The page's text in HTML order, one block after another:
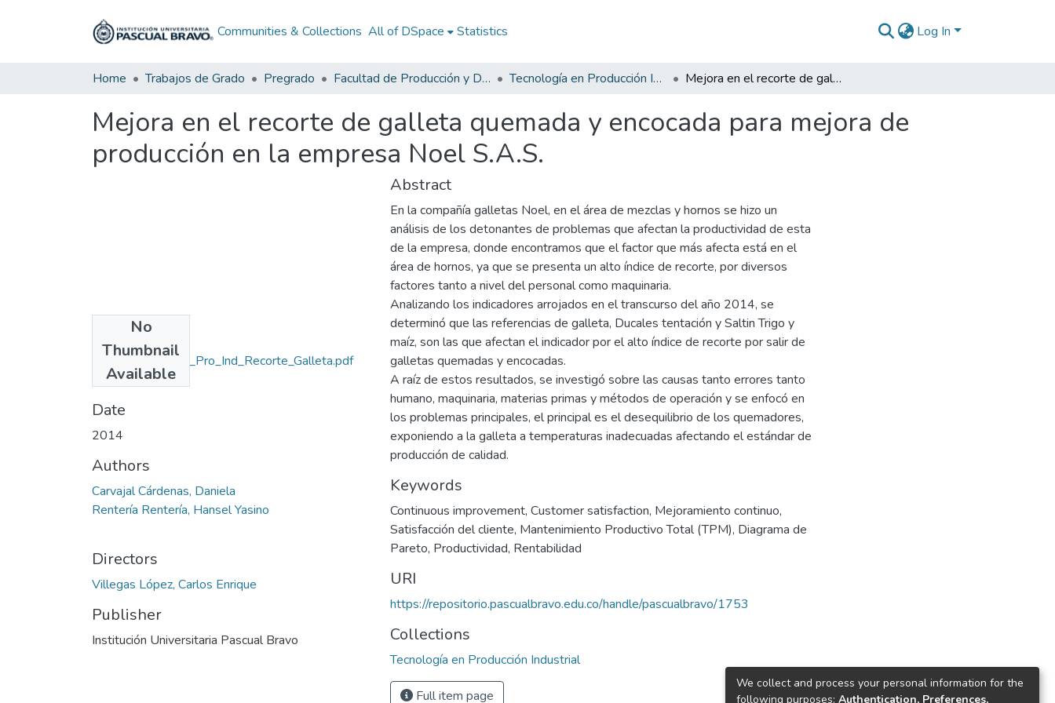
Communities & Collections All of DSpace Statistics Log In
Home Trabajos de Grado Pregrado Facultad de Producción y Diseño Tecnología en Producción Industrial Mejora en el recorte de galleta quemada y encocada para mejora de producción en la empresa Noel S.A.S.
Mejora en el recorte de galleta quemada y encocada para mejora de
producción en la empresa Noel S.A.S.
No
Thumbnail
Available
Rep_IUPB_Tec_Pro_Ind_Recorte_Galleta.pdf
(1.31 MB)
Date
2014
Authors
Carvajal Cárdenas, Daniela
Rentería Rentería, Hansel Yasino
Directors
Villegas López, Carlos Enrique
Publisher
Institución Universitaria Pascual Bravo
Abstract
En la compañía galletas Noel, en el área de mezclas y hornos se hizo un
análisis de los detonantes de problemas que afectan la productividad de esta
de la empresa, donde encontramos que el factor que más afecta está en el
área de hornos, ya que se presenta un alto índice de recorte, por diversos
factores tanto a nivel del personal como maquinaria.
Analizando los indicadores arrojados en el transcurso del año 2014, se
determinó que las referencias de galleta, Ducales tentación y Saltin Trigo y
maíz, son las que afectan el indicador por el alto índice de recorte por salir de
galletas quemadas y encocadas.
A raíz de estos resultados, se investigó sobre las causas tanto errores tanto
humano, maquinaria, materias primas y métodos de operación y se enfocó en
los problemas principales, el principal es el desequilibrio de los quemadores,
exponiendo a la galleta a temperaturas inadecuadas afectando el estándar de
producción de calidad.
Keywords
Continuous improvement, Customer satisfaction, Mejoramiento continuo,
Satisfacción del cliente, Mantenimiento Productivo Total (TPM), Diagrama de
Pareto, Productividad, Rentabilidad
URI
https://repositorio.pascualbravo.edu.co/handle/pascualbravo/1753
Collections
Tecnología en Producción Industrial
Full item page
We collect and process your personal information for the
following purposes: Authentication, Preferences,